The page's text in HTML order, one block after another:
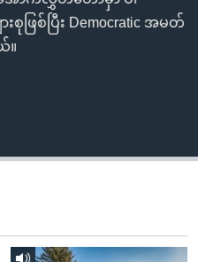
ဖြစ်ပြီး Democratic အမတ်
။